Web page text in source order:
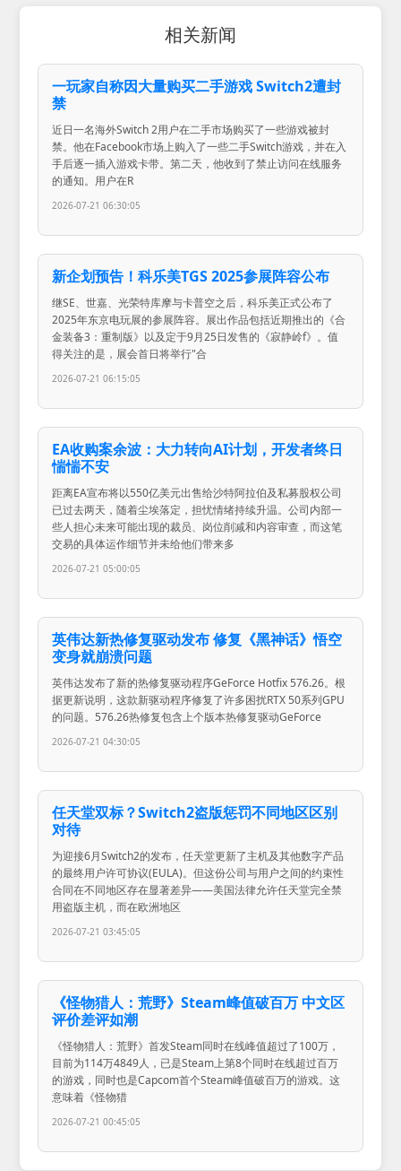
相关新闻
一玩家自称因大量购买二手游戏 Switch2遭封
禁
近日一名海外Switch 2用户在二手市场购买了一些游戏被封
禁。他在Facebook市场上购入了一些二手Switch游戏，并在入
手后逐一插入游戏卡带。第二天，他收到了禁止访问在线服务
的通知。用户在R
2026-07-21 06:30:05
新企划预告！科乐美TGS 2025参展阵容公布
继SE、世嘉、光荣特库摩与卡普空之后，科乐美正式公布了
2025年东京电玩展的参展阵容。展出作品包括近期推出的《合
金装备3：重制版》以及定于9月25日发售的《寂静岭f》。值
得关注的是，展会首日将举行"合
2026-07-21 06:15:05
EA收购案余波：大力转向AI计划，开发者终日
惴惴不安
距离EA宣布将以550亿美元出售给沙特阿拉伯及私募股权公司
已过去两天，随着尘埃落定，担忧情绪持续升温。公司内部一
些人担心未来可能出现的裁员、岗位削减和内容审查，而这笔
交易的具体运作细节并未给他们带来多
2026-07-21 05:00:05
英伟达新热修复驱动发布 修复《黑神话》悟空
变身就崩溃问题
英伟达发布了新的热修复驱动程序GeForce Hotfix 576.26。根
据更新说明，这款新驱动程序修复了许多困扰RTX 50系列GPU
的问题。576.26热修复包含上个版本热修复驱动GeForce
2026-07-21 04:30:05
任天堂双标？Switch2盗版惩罚不同地区区别
对待
为迎接6月Switch2的发布，任天堂更新了主机及其他数字产品
的最终用户许可协议(EULA)。但这份公司与用户之间的约束性
合同在不同地区存在显著差异——美国法律允许任天堂完全禁
用盗版主机，而在欧洲地区
2026-07-21 03:45:05
《怪物猎人：荒野》Steam峰值破百万 中文区
评价差评如潮
《怪物猎人：荒野》首发Steam同时在线峰值超过了100万，
目前为114万4849人，已是Steam上第8个同时在线超过百万
的游戏，同时也是Capcom首个Steam峰值破百万的游戏。这
意味着《怪物猎
2026-07-21 00:45:05